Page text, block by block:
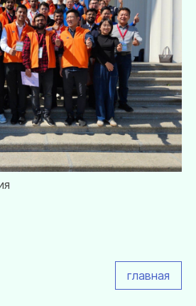
главная